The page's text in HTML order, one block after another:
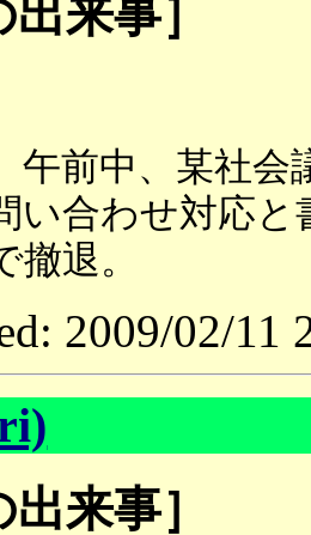
出来事］
前中、某社会
合わせ対応と
退。
2009/02/11
出来事］